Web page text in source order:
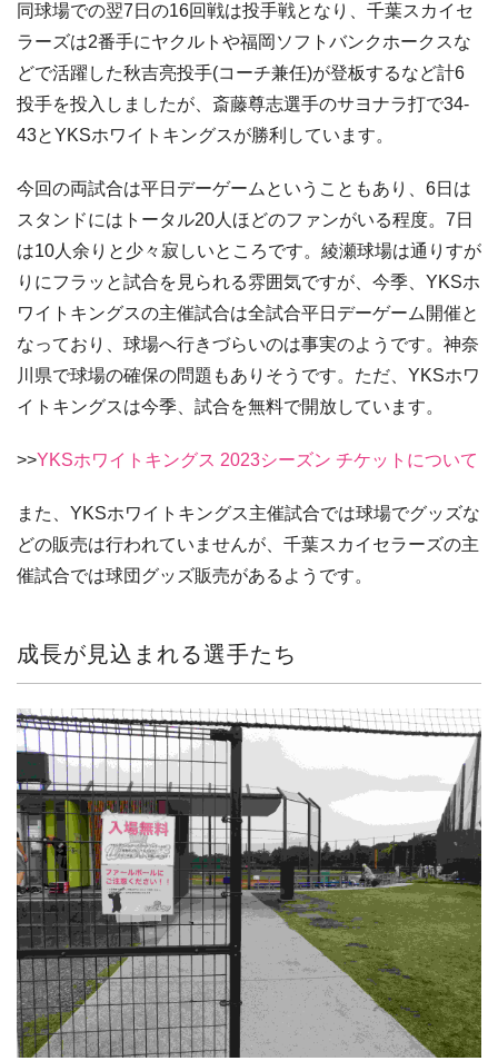
同球場での翌7日の16回戦は投手戦となり、千葉スカイセ
ラーズは2番手にヤクルトや福岡ソフトバンクホークスな
どで活躍した秋吉亮投手(コーチ兼任)が登板するなど計6
投手を投入しましたが、斎藤尊志選手のサヨナラ打で34-
43とYKSホワイトキングスが勝利しています。
今回の両試合は平日デーゲームということもあり、6日は
スタンドにはトータル20人ほどのファンがいる程度。7日
は10人余りと少々寂しいところです。綾瀬球場は通りすが
りにフラッと試合を見られる雰囲気ですが、今季、YKSホ
ワイトキングスの主催試合は全試合平日デーゲーム開催と
なっており、球場へ行きづらいのは事実のようです。神奈
川県で球場の確保の問題もありそうです。ただ、YKSホワ
イトキングスは今季、試合を無料で開放しています。
>>YKSホワイトキングス 2023シーズン チケットについて
また、YKSホワイトキングス主催試合では球場でグッズな
どの販売は行われていませんが、千葉スカイセラーズの主
催試合では球団グッズ販売があるようです。
成長が見込まれる選手たち